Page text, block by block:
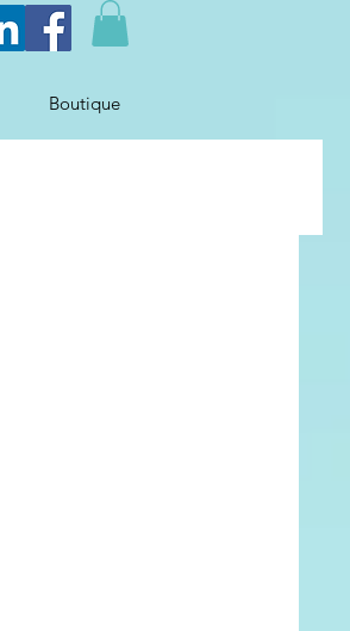
Boutique